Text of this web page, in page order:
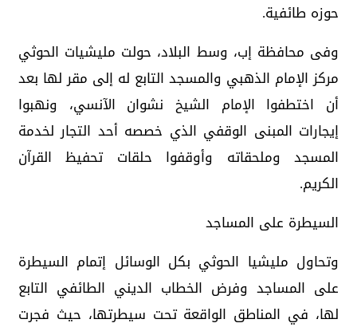
حوزه طائفية.
وفى محافظة إب، وسط البلاد، حولت مليشيات الحوثي
مركز الإمام الذهبي والمسجد التابع له إلى مقر لها بعد
أن اختطفوا الإمام الشيخ نشوان الآنسي، ونهبوا
إيجارات المبنى الوقفي الذي خصصه أحد التجار لخدمة
المسجد وملحقاته وأوقفوا حلقات تحفيظ القرآن
الكريم.
السيطرة على المساجد
وتحاول مليشيا الحوثي بكل الوسائل إتمام السيطرة
على المساجد وفرض الخطاب الديني الطائفي التابع
لها، في المناطق الواقعة تحت سيطرتها، حيث فجرت